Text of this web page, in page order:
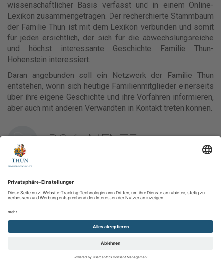
wissenschaftlicher Basis verfasst und in einem Online-
Lexikon zusammengetragen. Der recherchierte Stammbaum
der Familie Thun ist mit dem Lexikon verbunden und somit
für jeden ersichtlich, der sich für die abwechslungsreiche
und höchst interessante Geschichte Familie Thun-
Hohenstein interessiert.
Daran angebunden soll ein Netzwerk der Familie Thun
entstehen, worin sich heutige Familienmitglieder einerseits
über ihre eigene Geschichte und ihre Vorfahren informieren,
aber auch mit anderen Verwandten in Kontakt treten können.
DOKUMENTE
QUELLENANGABEN
Quelle
Familiengeschichte, Jaroslav Thun und
Hohenstein, Tetschen 1925., VIII
(Verlässlichkeit: 2)
Dokumente Verwandtschaft